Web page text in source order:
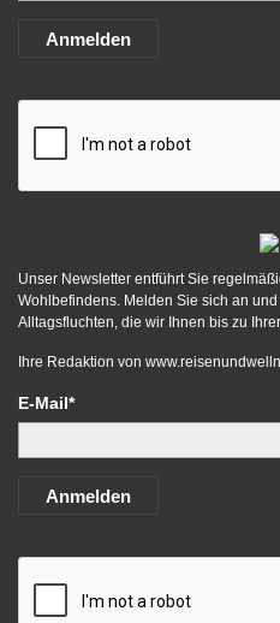
Anmelden
Unser Newsletter entführt Sie
Wohlbefindens. Melden Sie sich an
Alltagsfluchten, die wir Ihnen bis zu
Ihre Redaktion von
E-Mail*
Anmelden